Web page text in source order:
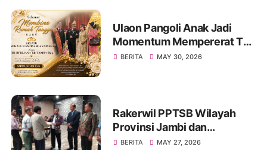
Ulaon Pangoli Anak Jadi
Momentum Mempererat Tali
Kekeluargaan Keluarga
BERITA MAY 30, 2026
Rakerwil PPTSB Wilayah
Provinsi Jambi dan
Rakercab PPTSB Kota Jambi
BERITA MAY 27, 2026